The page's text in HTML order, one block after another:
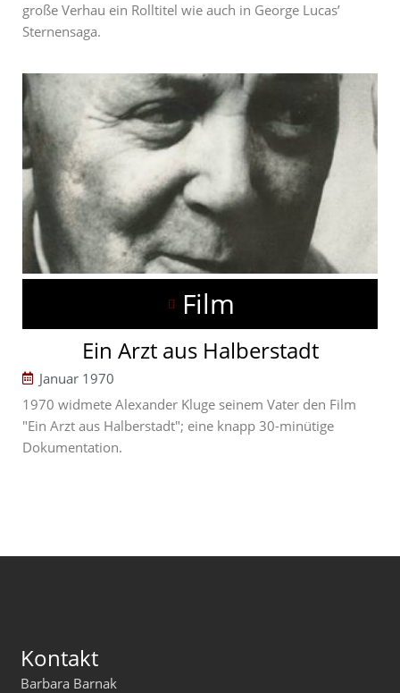
große Verhau ein Rolltitel wie auch in George Lucas’
Sternensaga.
Film
Ein Arzt aus Halberstadt
Januar 1970
1970 widmete Alexander Kluge seinem Vater den Film
"Ein Arzt aus Halberstadt"; eine knapp 30-minütige
Dokumentation.
Kontakt
Barbara Barnak